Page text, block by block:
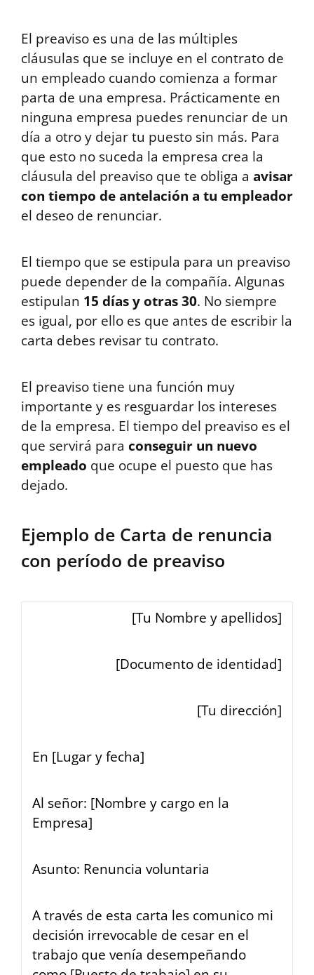
El preaviso es una de las múltiples
cláusulas que se incluye en el contrato de
un empleado cuando comienza a formar
parta de una empresa. Prácticamente en
ninguna empresa puedes renunciar de un
día a otro y dejar tu puesto sin más. Para
que esto no suceda la empresa crea la
cláusula del preaviso que te obliga a avisar
con tiempo de antelación a tu empleador
el deseo de renunciar.
El tiempo que se estipula para un preaviso
puede depender de la compañía. Algunas
estipulan 15 días y otras 30. No siempre
es igual, por ello es que antes de escribir la
carta debes revisar tu contrato.
El preaviso tiene una función muy
importante y es resguardar los intereses
de la empresa. El tiempo del preaviso es el
que servirá para conseguir un nuevo
empleado que ocupe el puesto que has
dejado.
Ejemplo de Carta de renuncia
con período de preaviso
[Tu Nombre y apellidos]
[Documento de identidad]
[Tu dirección]
En [Lugar y fecha]
Al señor: [Nombre y cargo en la
Empresa]
Asunto: Renuncia voluntaria
A través de esta carta les comunico mi
decisión irrevocable de cesar en el
trabajo que venía desempeñando